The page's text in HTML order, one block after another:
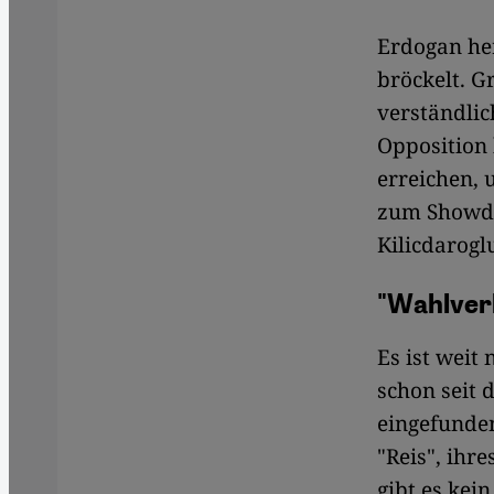
Erdogan
bröckelt.
Opposition
erreichen,
zum
Es ist weit
schon seit
"Reis",